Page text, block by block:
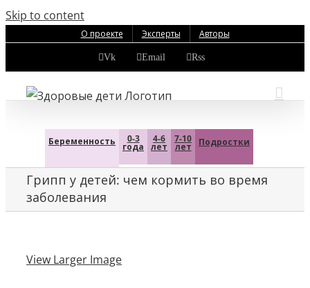
Skip to content
О проекте Эксперты Авторы
Vk Email Rss
Беременность 0-3
года
4-6
лет
7-10
лет Подростки
Грипп у детей: чем кормить во время
заболевания
View Larger Image